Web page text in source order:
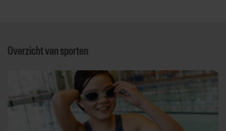
Overzicht van sporten